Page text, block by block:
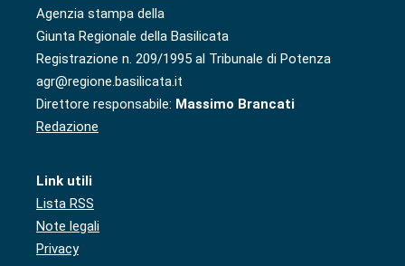
Agenzia stampa della
Giunta Regionale della Basilicata
Registrazione n. 209/1995 al Tribunale di Potenza
agr@regione.basilicata.it
Direttore responsabile: Massimo Brancati
Redazione
Link utili
Lista RSS
Note legali
Privacy